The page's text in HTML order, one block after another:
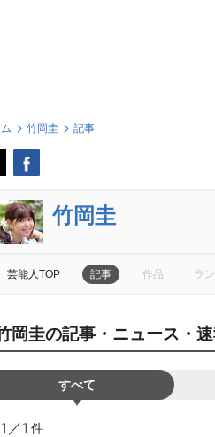
竹岡圭 記事
竹岡圭
芸能人TOP 記事 作品 ラ
岡圭の記事・ニュース・
すべて
／1 件